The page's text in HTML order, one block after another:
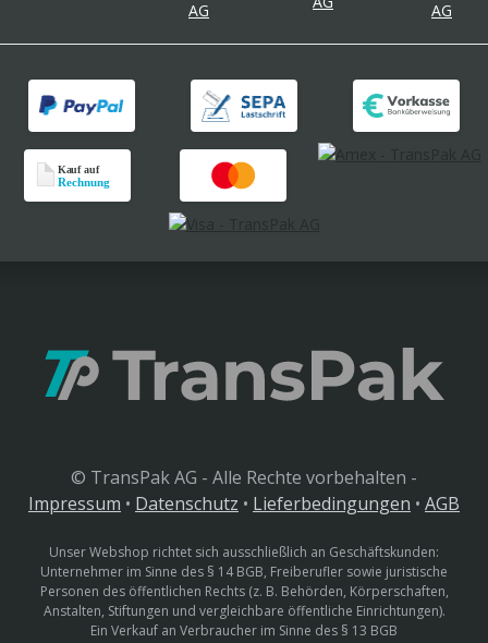
© TransPak AG - Alle Rechte vorbehalten -
Impressum • Datenschutz • Lieferbedingungen • AGB
Unser Webshop richtet sich ausschließlich an Geschäftskunden:
Unternehmer im Sinne des § 14 BGB, Freiberufler sowie juristische
Personen des öffentlichen Rechts (z. B. Behörden, Körperschaften,
Anstalten, Stiftungen und vergleichbare öffentliche Einrichtungen).
Ein Verkauf an Verbraucher im Sinne des § 13 BGB